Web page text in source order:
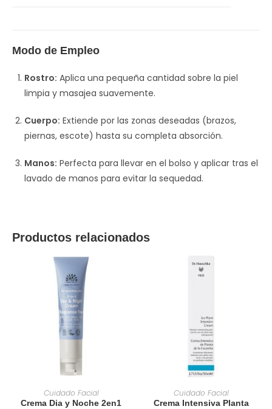
Modo de Empleo
Rostro: Aplica una pequeña cantidad sobre la piel
limpia y masajea suavemente.
Cuerpo: Extiende por las zonas deseadas (brazos,
piernas, escote) hasta su completa absorción.
Manos: Perfecta para llevar en el bolso y aplicar tras el
lavado de manos para evitar la sequedad.
Productos relacionados
AÑADIR AL CARRITO
Cuidado Facial
Crema Dia y Noche 2en1
AÑADIR AL CARRITO
Cuidado Facial
Crema Intensiva Planta